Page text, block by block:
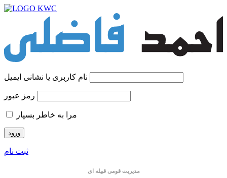
نام کاربری یا نشانی ایمیل
رمز عبور
مرا به خاطر بسپار
ثبت نام
مدیریت قومی قبیله ای